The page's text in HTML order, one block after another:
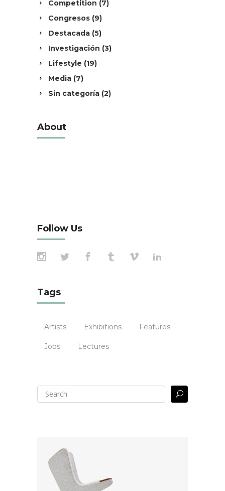
Competition (7)
Congresos (9)
Destacada (5)
Investigación (3)
Lifestyle (19)
Media (7)
Sin categoría (2)
About
Follow Us
Tags
Artists Exhibitions Features
Jobs Lectures